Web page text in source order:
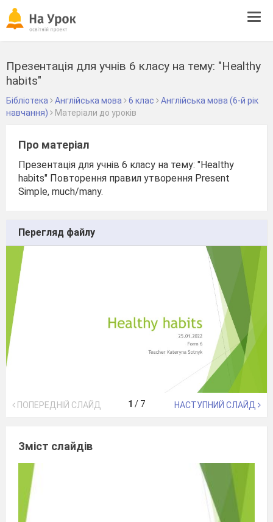
Презентація для учнів 6 класу на тему: "Healthy
habits"
Бібліотека Англійська мова 6 клас
Англійська мова (6-й рік
навчання)
Матеріали до уроків
Про матеріал
Презентація для учнів 6 класу на тему: "Healthy
habits" Повторення правил утворення Present
Simple, much/many.
Перегляд файлу
ПОПЕРЕДНІЙ СЛАЙД 1 / 7 НАСТУПНИЙ СЛАЙД
Зміст слайдів